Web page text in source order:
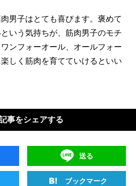
男子はとても喜びます。褒めて
いう気持ちが、筋肉男子のモチ
ンフォーオール、オールフォー
しく筋肉を育てていけるといい
事をシェアする
送る
ブックマーク